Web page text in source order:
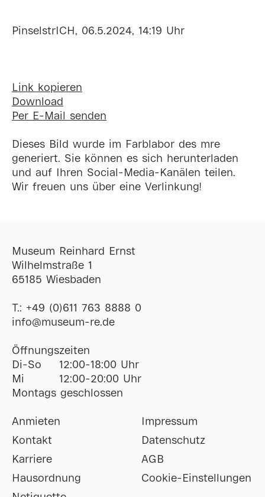
PinselstrICH, 06.5.2024, 14:19 Uhr
Link kopieren
Download
Per E-Mail senden
Dieses Bild wurde im Farblabor des mre
generiert. Sie können es sich herunterladen
und auf Ihren Social-Media-Kanälen teilen.
Wir freuen uns über eine Verlinkung!
Museum Reinhard Ernst
Wilhelmstraße 1
65185 Wiesbaden
T.: +49 (0)611 763 8888 0
ofni@museum-re de
Öffnungszeiten
Di-So
12:00-18:00 Uhr
Mi
12:00-20:00 Uhr
Montags geschlossen
Anmieten
Kontakt
Karriere
Hausordnung
Impressum
Datenschutz
AGB
Cookie-Einstellungen